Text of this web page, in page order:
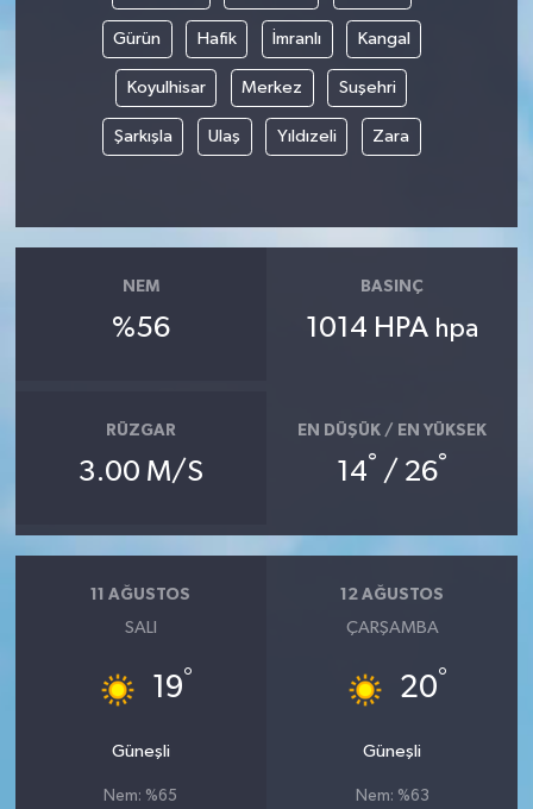
Gürün Hafik İmranlı Kangal
Koyulhisar Merkez Suşehri
Şarkışla Ulaş Yıldızeli Zara
NEM
%56
BASINÇ
1014 HPA hpa
RÜZGAR
3.00 M/S
EN DÜŞÜK / EN YÜKSEK
14° / 26°
11 AĞUSTOS
SALI
19°
Güneşli
Nem: %65
12 AĞUSTOS
ÇARŞAMBA
20°
Güneşli
Nem: %63